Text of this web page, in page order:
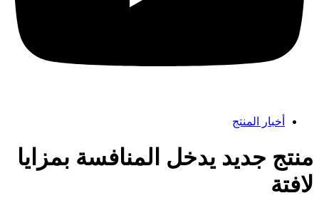
أخبار المنتج
منتج جديد يدخل المنافسة بمزايا
لافتة